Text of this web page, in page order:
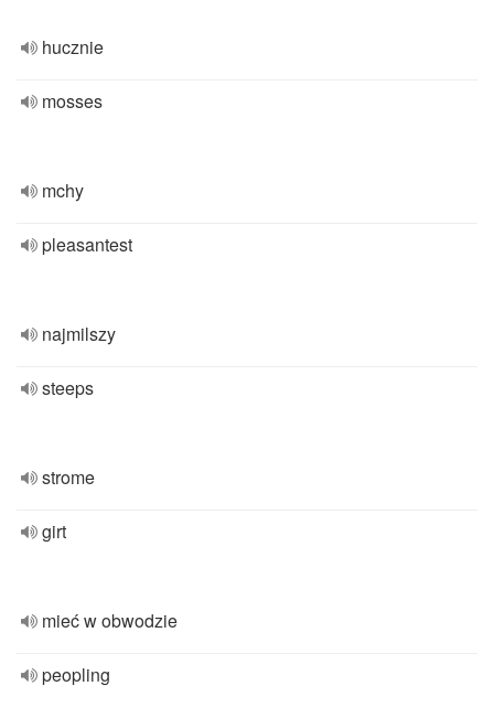
hucznie
mosses
mchy
pleasantest
najmilszy
steeps
strome
girt
mieć w obwodzie
peopling